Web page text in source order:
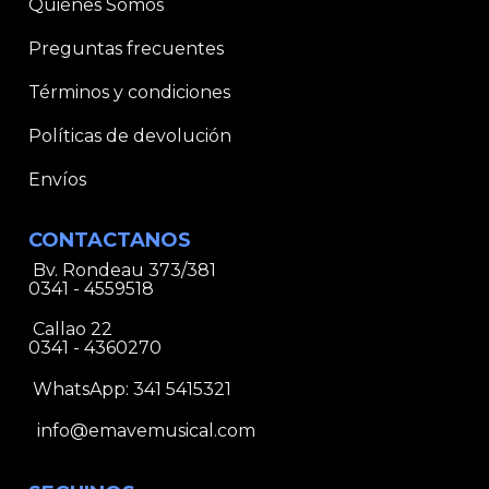
Quiénes Somos
Preguntas frecuentes
Términos y condiciones
Políticas de devolución
Envíos
CONTACTANOS
Bv. Rondeau 373/381
0341 - 4559518
Callao 22
0341 - 4360270
WhatsApp: 341 5415321
info@emavemusical.com